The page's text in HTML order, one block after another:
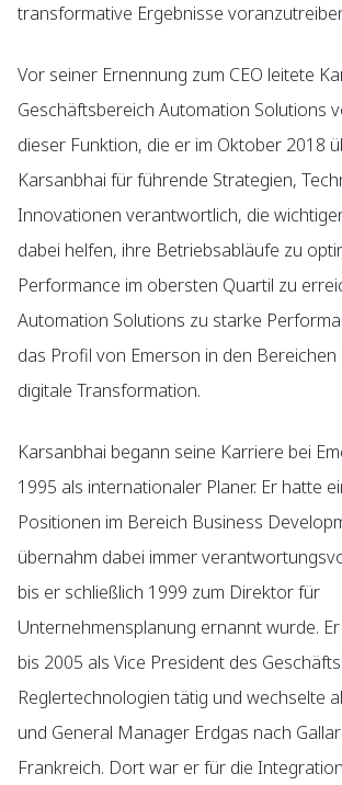
transformative Ergebnisse
Vor seiner Ernennung zum CEO leitete
Geschäftsbereich Automation Solutions
dieser Funktion, die er im Oktober 2018
Karsanbhai für führende Strategien,
Innovationen verantwortlich, die
dabei helfen, ihre Betriebsabläufe zu
Performance im obersten Quartil zu
Automation Solutions zu starke
das Profil von Emerson in den
digitale Transformation.
Karsanbhai begann seine Karriere bei
1995 als internationaler Planer. Er hatte
Positionen im Bereich Business
übernahm dabei immer
bis er schließlich 1999 zum Direktor für
Unternehmensplanung ernannt wurde.
bis 2005 als Vice President des
Reglertechnologien tätig und wechselte
und General Manager Erdgas nach
Frankreich. Dort war er für die